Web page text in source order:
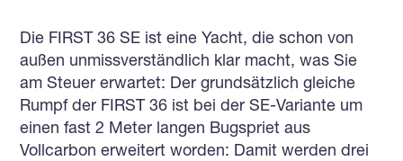
Die FIRST 36 SE ist eine Yacht, die schon von
außen unmissverständlich klar macht, was Sie
am Steuer erwartet: Der grundsätzlich gleiche
Rumpf der FIRST 36 ist bei der SE-Variante um
einen fast 2 Meter langen Bugspriet aus
Vollcarbon erweitert worden: Damit werden drei